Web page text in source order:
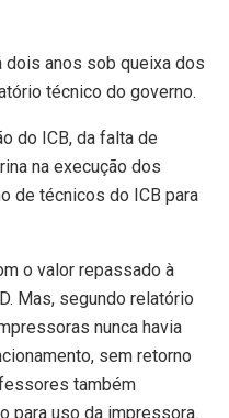
dois anos sob queixa dos
técnico do governo.
do ICB, da falta de
na execução dos
de técnicos do ICB para
o valor repassado à
Mas, segundo relatório
nunca havia
sem retorno
também
para uso da impressora.